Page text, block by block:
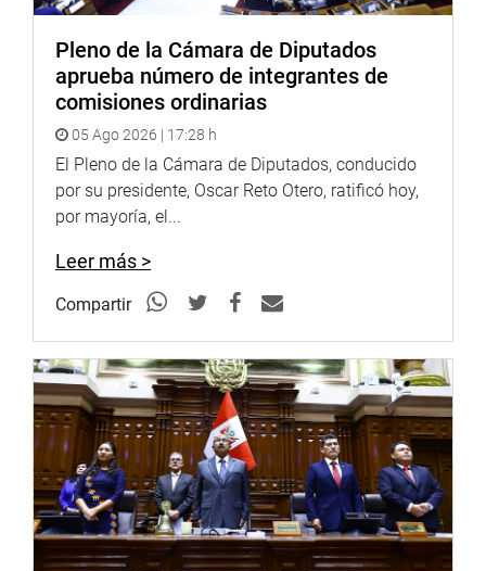
Pleno de la Cámara de Diputados
aprueba número de integrantes de
comisiones ordinarias
05 Ago 2026 | 17:28 h
El Pleno de la Cámara de Diputados, conducido
por su presidente, Oscar Reto Otero, ratificó hoy,
por mayoría, el...
Leer más >
Compartir